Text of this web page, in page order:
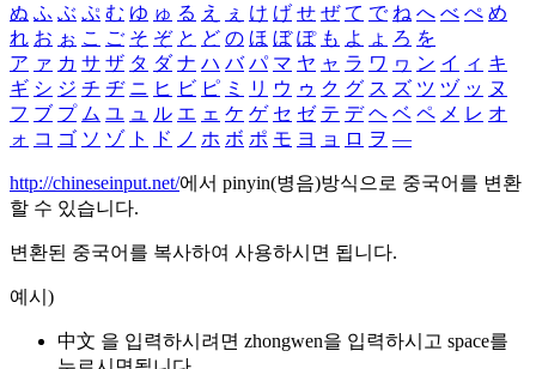
ぬ ふ ぶ ぷ む ゆ ゅ る え ぇ け げ せ ぜ て で ね へ べ ぺ め
れ お ぉ こ ご そ ぞ と ど の ほ ぼ ぽ も よ ょ ろ を
ア ァ カ サ ザ タ ダ ナ ハ バ パ マ ヤ ャ ラ ワ ヮ ン イ ィ キ
ギ シ ジ チ ヂ ニ ヒ ビ ピ ミ リ ウ ゥ ク グ ス ズ ツ ヅ ッ ヌ
フ ブ プ ム ユ ュ ル エ ェ ケ ゲ セ ゼ テ デ ヘ ベ ペ メ レ オ
ォ コ ゴ ソ ゾ ト ド ノ ホ ボ ポ モ ヨ ョ ロ ヲ ―
http://chineseinput.net/에서 pinyin(병음)방식으로 중국어를 변환
할 수 있습니다.
변환된 중국어를 복사하여 사용하시면 됩니다.
예시)
中文 을 입력하시려면 zhongwen을 입력하시고 space를